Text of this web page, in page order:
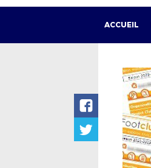
ACCUEIL